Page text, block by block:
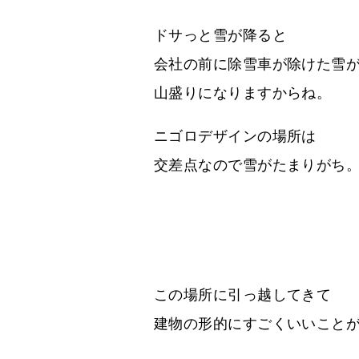
ドサっと雪が降ると
会社の前に除雪車が除けた雪
山盛りになりますからね。
ニゴロデザインの場所は
交差点なので雪がたまりがち。
この場所に引っ越してきて
建物の形的にすごくいいことが